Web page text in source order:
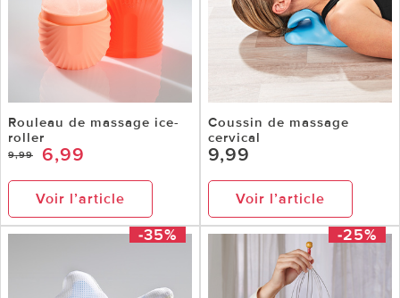
Rouleau de massage ice-
roller
9,99 6,99
Voir l’article
Coussin de massage
cervical
9,99
Voir l’article
-35% -25%